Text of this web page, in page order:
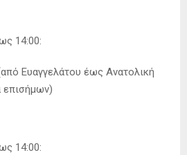
14:00:
Ευαγγελάτου έως Ανατολική
επισήμων)
14:00: